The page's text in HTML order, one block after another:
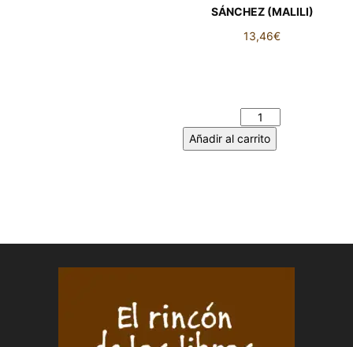
SÁNCHEZ (MALILI)
13,46€
Añadir al carrito